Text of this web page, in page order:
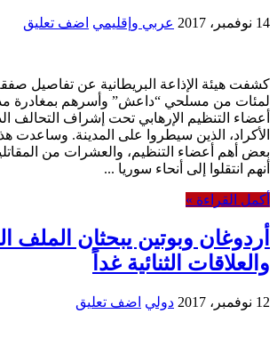
14 نوفمبر، 2017 عربي وإقليمي اضف تعليق
كشفت هيئة الإذاعة البريطانية عن تفاصيل
لمئات من مسلحي “داعش” وأسرهم بمغادرة
أعضاء التنظيم الإرهابي تحت إشراف التحالف
الأكراد، الذين سيطروا على المدينة. وساعدت
بعض أهم أعضاء التنظيم، والعشرات من
أنهم انتقلوا إلى أنحاء سوريا ...
أكمل القراءة »
أردوغان وبوتين يبحثان الملف
والعلاقات الثنائية غداً
12 نوفمبر، 2017 دولي اضف تعليق